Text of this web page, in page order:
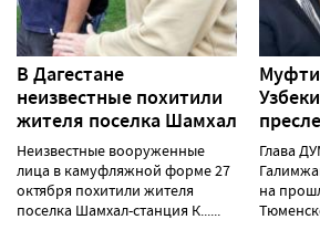
В Дагестане
неизвестные похитили
жителя поселка Шамхал
Неизвестные вооруженные
лица в камуфляжной форме 27
октября похитили жителя
поселка Шамхал-станция К......
Глава
на